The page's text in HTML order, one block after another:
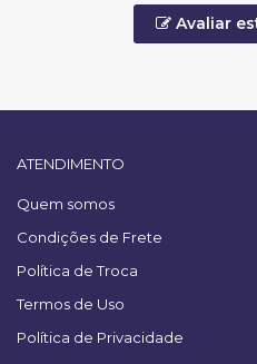
Avaliar
ATENDIMENTO
Quem somos
Condições de Frete
Política de Troca
Termos de Uso
Política de Privacidade